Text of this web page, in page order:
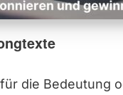
die Bedeutung